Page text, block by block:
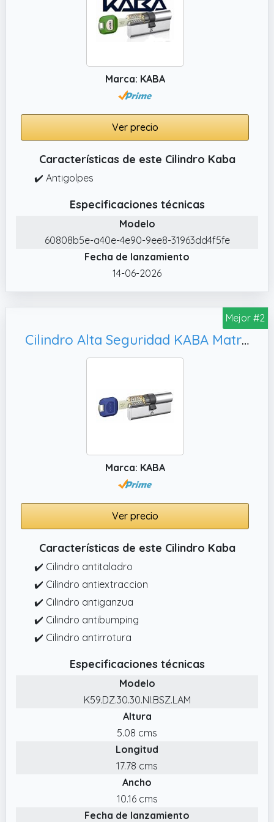
Marca: KABA
Ver precio
Características de este Cilindro Kaba
✔️ Antigolpes
Especificaciones técnicas
Modelo
60808b5e-a40e-4e90-9ee8-31963dd4f5fe
Fecha de lanzamiento
14-06-2026
Mejor #2
Cilindro Alta Seguridad KABA Matrix 30X30 NIQUEL 5 Llaves LK Doble Embrague+Refuerzo Lam
Marca: KABA
Ver precio
Características de este Cilindro Kaba
✔️ Cilindro antitaladro
✔️ Cilindro antiextraccion
✔️ Cilindro antiganzua
✔️ Cilindro antibumping
✔️ Cilindro antirrotura
Especificaciones técnicas
Modelo
K59.DZ.30.30.NI.BSZ.LAM
Altura
5.08 cms
Longitud
17.78 cms
Ancho
10.16 cms
Fecha de lanzamiento